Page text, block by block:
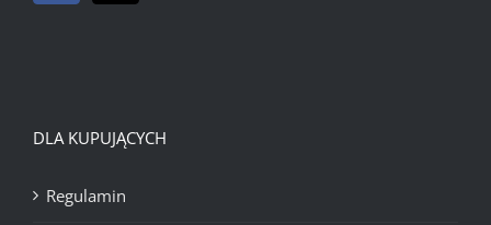
DLA KUPUJĄCYCH
Regulamin